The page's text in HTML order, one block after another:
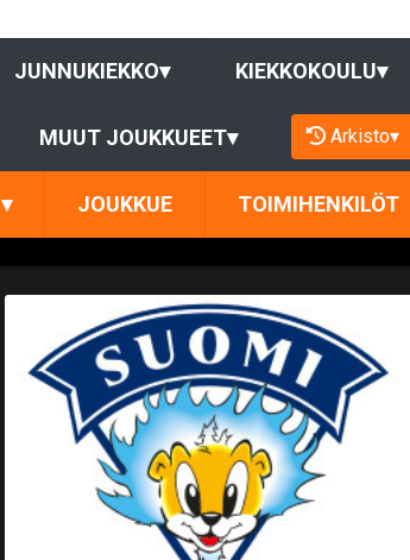
JUNNUKIEKKO▾ KIEKKOKOULU▾
MUUT JOUKKUEET▾ Arkisto▾
▾ JOUKKUE TOIMIHENKILÖT